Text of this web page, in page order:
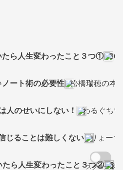
たら人生変わったこと３つ① 36
ート術の必要性 松橋瑞穂の本
人のせいにしない！ わるぐち♡
じることは難しくない りょー
たら人生変わったこと３つ② 36
スクロール